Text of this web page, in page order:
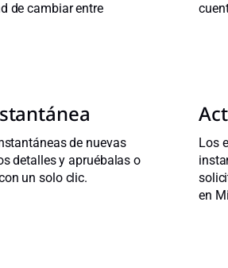
de cambiar entre
de nuevas
detalles y apruébalas o
un solo clic.
Los
en